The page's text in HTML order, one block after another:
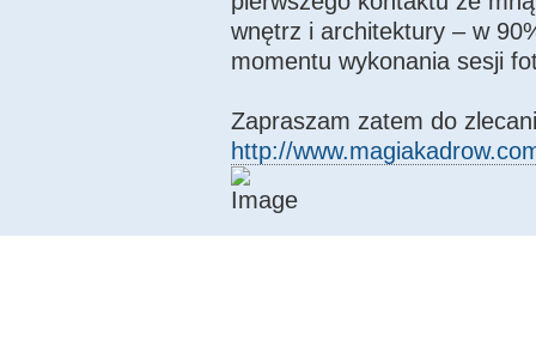
wnętrz i architektury – w
momentu wykonania sesji
Zapraszam zatem do
http://